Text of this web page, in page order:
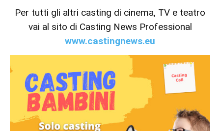
Per tutti gli altri casting di cinema, TV e teatro
vai al sito di Casting News Professional
www.castingnews.eu